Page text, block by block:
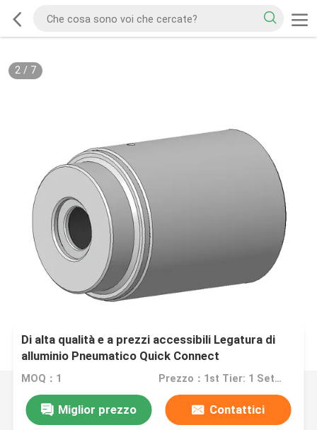
2/ 7
Di alta qualità e a prezzi accessibili Legatura di
alluminio Pneumatico Quick Connect
Accoppiamento TF460
MOQ：1 Prezzo：1st Tier: 1 Set, Unit Price USD 3.00 2nd Tier: 2-5 Sets, Unit Price USD 2.00 3rd Tier: Over 5 Sets, Unit Price USD 1.00
Miglior prezzo Contattici